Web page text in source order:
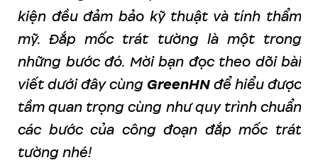
kiện đều đảm bảo kỹ thuật và tính thẩm
mỹ. Đắp mốc trát tường là một trong
những bước đó. Mời bạn đọc theo dõi bài
viết dưới đây cùngGreenHNđể hiểu được
tầm quan trọng cùng như quy trình chuẩn
các bước của công đoạn đắp mốc trát
tường nhé!